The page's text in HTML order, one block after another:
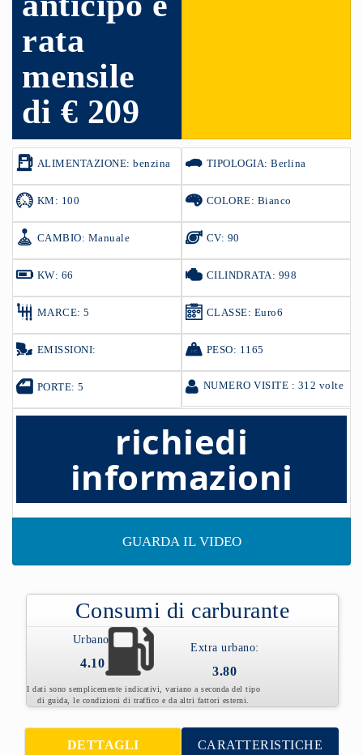
rata
mensile
di € 209
ALIMENTAZIONE: benzina TIPOLOGIA: Berlina
KM: 100 COLORE: Bianco
CAMBIO: Manuale CV: 90
KW: 66 CILINDRATA: 998
MARCE: 5 CLASSE: Euro6
EMISSIONI: PESO: 1165
PORTE: 5 NUMERO VISITE : 312 volte
richiedi
informazioni
GUARDA IL VIDEO
Consumi di carburante
Urbano:
4.10
Extra urbano:
3.80
I dati sono semplicemente indicativi, variano a seconda del tipo
di guida, le condizioni di traffico e da altri fattori esterni.
DETTAGLI CARATTERISTICHE